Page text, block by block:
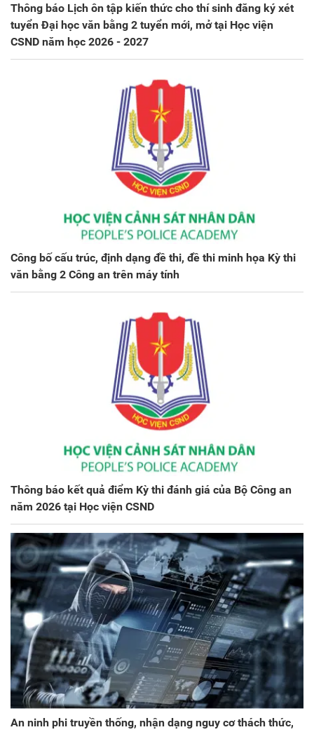
Thông báo Lịch ôn tập kiến thức cho thí sinh đăng ký xét
tuyển Đại học văn bằng 2 tuyển mới, mở tại Học viện
CSND năm học 2026 - 2027
Công bố cấu trúc, định dạng đề thi, đề thi minh họa Kỳ thi
văn bằng 2 Công an trên máy tính
Thông báo kết quả điểm Kỳ thi đánh giá của Bộ Công an
năm 2026 tại Học viện CSND
An ninh phi truyền thống, nhận dạng nguy cơ thách thức,